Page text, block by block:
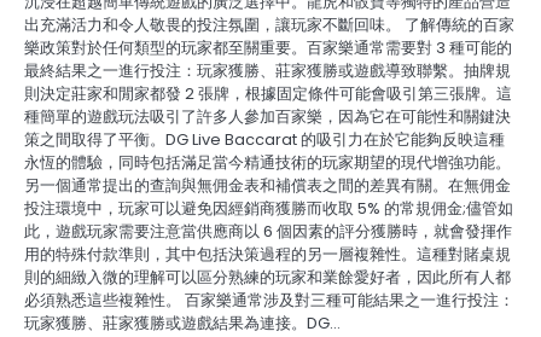
出充滿活力和令人敬畏的投注氛圍，讓玩家不斷回味。 了解傳統的百家
樂政策對於任何類型的玩家都至關重要。百家樂通常需要對 3 種可能的
最終結果之一進行投注：玩家獲勝、莊家獲勝或遊戲導致聯繫。抽牌規
則決定莊家和閒家都發 2 張牌，根據固定條件可能會吸引第三張牌。這
種簡單的遊戲玩法吸引了許多人參加百家樂，因為它在可能性和關鍵決
策之間取得了平衡。DG Live Baccarat 的吸引力在於它能夠反映這種
永恆的體驗，同時包括滿足當今精通技術的玩家期望的現代增強功能。
另一個通常提出的查詢與無佣金表和補償表之間的差異有關。在無佣金
投注環境中，玩家可以避免因經銷商獲勝而收取 5% 的常規佣金;儘管如
此，遊戲玩家需要注意當供應商以 6 個因素的評分獲勝時，就會發揮作
用的特殊付款準則，其中包括決策過程的另一層複雜性。這種對賭桌規
則的細緻入微的理解可以區分熟練的玩家和業餘愛好者，因此所有人都
必須熟悉這些複雜性。 百家樂通常涉及對三種可能結果之一進行投注：
玩家獲勝、莊家獲勝或遊戲結果為連接。DG…